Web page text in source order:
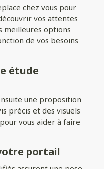
élégantes pour un
de gendarme inversé
de votre portail :
et une protection
chez vous pour
vos attentes
meilleures options
de vos besoins
étude
une proposition
précis et des visuels
vous aider à faire
portail